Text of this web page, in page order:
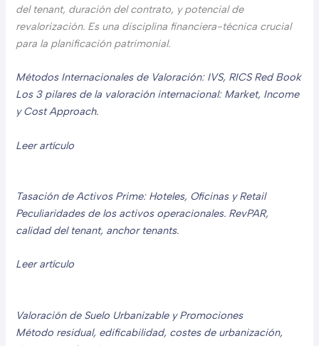
del tenant, duración del contrato, y potencial de
revalorización. Es una disciplina financiera-técnica crucial
para la planificación patrimonial.
Métodos Internacionales de Valoración: IVS, RICS Red Book
Los 3 pilares de la valoración internacional: Market, Income
y Cost Approach.
Leer artículo
Tasación de Activos Prime: Hoteles, Oficinas y Retail
Peculiaridades de los activos operacionales. RevPAR,
calidad del tenant, anchor tenants.
Leer artículo
Valoración de Suelo Urbanizable y Promociones
Método residual, edificabilidad, costes de urbanización,